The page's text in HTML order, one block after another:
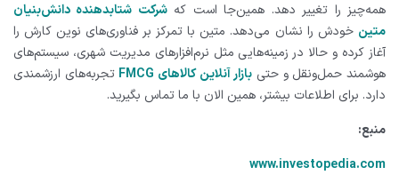
همه‌چیز را تغییر دهد. همین‌جا است کهشرکت شتابدهنده دانش‌بنیان
متین خودش را نشان می‌دهد. متین با تمرکز بر فناوری‌های نوین کارش را
آغاز کرده و حالا در زمینه‌هایی مثل نرم‌افزارهای مدیریت شهری، سیستم‌های
هوشمند حمل‌ونقل و حتی بازار آنلاین کالاهای FMCG
تجربه‌های ارزشمندی
دارد. برای اطلاعات بیشتر، همین الان با ما تماس بگیرید.
منبع:
www.investopedia.com